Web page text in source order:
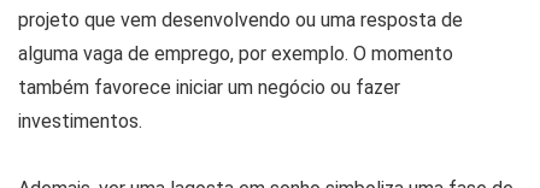
projeto que vem desenvolvendo ou uma resposta de
alguma vaga de emprego, por exemplo. O momento
também favorece iniciar um negócio ou fazer
investimentos.